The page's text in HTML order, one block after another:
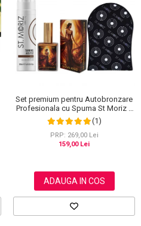
Set premium pentru Autobronzare
Profesionala cu Spuma St Moriz x
200 ml, Ulei Stralucitor cu Sidef
Auriu NOVA KISS® x 50 ml si
Manusa
(1)
PRP: 269,00 Lei
159,00 Lei
ADAUGA IN COS